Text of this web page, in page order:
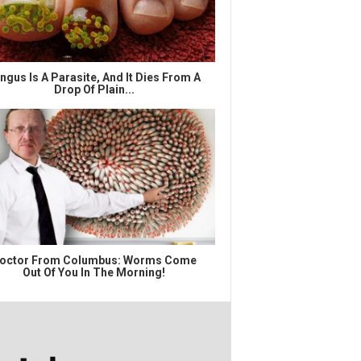
Is A Parasite, And It Dies From A
Drop Of Plain...
From Columbus: Worms Come
Out Of You In The Morning!